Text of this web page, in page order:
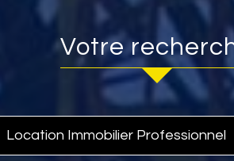
Votre
Location Immobilier Professionnel